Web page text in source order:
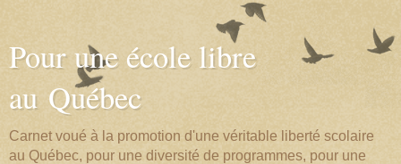
Pour une école libre
au Québec
Carnet voué à la promotion d'une véritable liberté scolaire
au Québec, pour une diversité de programmes, pour une